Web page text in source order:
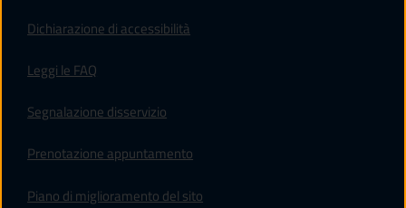
Dichiarazione di accessibilità
Leggi le FAQ
Segnalazione disservizio
Prenotazione appuntamento
Piano di miglioramento del sito